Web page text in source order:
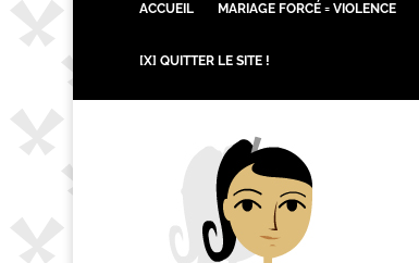
ACCUEIL MARIAGE FORCÉ = VIOLENCE
[X] QUITTER LE SITE !